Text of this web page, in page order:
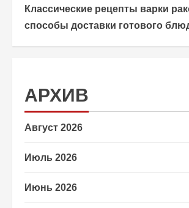
Классические рецепты варки
способы доставки готового
АРХИВ
Август 2026
Июль 2026
Июнь 2026